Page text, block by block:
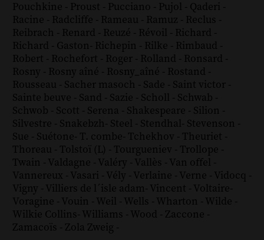
Pouchkine - Proust - Pucciano - Pujol - Qaderi -
Racine - Radcliffe - Rameau - Ramuz - Reclus -
Reibrach - Renard - Reuzé - Révoil - Richard -
Richard - Gaston- Richepin - Rilke - Rimbaud -
Robert - Rochefort - Roger - Rolland - Ronsard -
Rosny - Rosny aîné - Rosny_aîné - Rostand -
Rousseau - Sacher masoch - Sade - Saint victor -
Sainte beuve - Sand - Sazie - Scholl - Schwab -
Schwob - Scott - Serena - Shakespeare - Silion -
Silvestre - Snakebzh- Steel - Stendhal- Stevenson -
Sue - Suétone- T. combe- Tchekhov - Theuriet -
Thoreau - Tolstoï (L) - Tourgueniev - Trollope -
Twain - Valdagne - Valéry - Vallès - Van offel -
Vannereux - Vasari - Vély - Verlaine - Verne - Vidocq -
Vigny - Villiers de l´isle adam- Vincent - Voltaire-
Voragine - Vouin - Weil - Wells - Wharton - Wilde -
Wilkie Collins- Williams - Wood - Zaccone -
Zamacoïs - Zola Zweig -